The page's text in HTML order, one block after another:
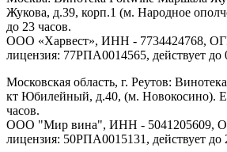
Жукова, д.39, корп.1 (м. Народное
до 23 часов.
ООО «Харвест», ИНН - 7734424768,
лицензия: 77РПА0014565, действует до
Московская область, г. Реутов:
кт Юбилейный, д.40, (м. Новокосино).
часов.
ООО "Мир вина", ИНН - 5041205609,
лицензия: 50РПА0015131, действует до